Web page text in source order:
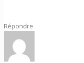
Répondre